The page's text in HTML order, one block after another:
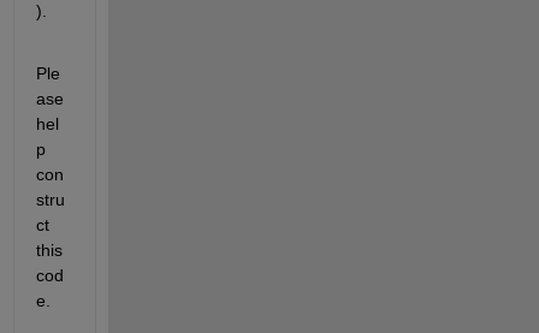
).
Ple
ase
hel
p
con
stru
ct
this
cod
e.